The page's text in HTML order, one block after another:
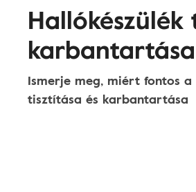
karbantartása
Ismerje meg, miért fontos a
tisztítása és karbantartása